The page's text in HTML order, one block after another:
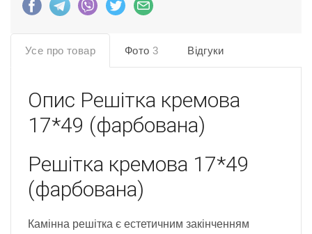
Усе про товар Фото 3 Відгуки
Опис Решітка кремова
17*49 (фарбована)
Решітка кремова 17*49
(фарбована)
Камінна решітка є естетичним закінченням